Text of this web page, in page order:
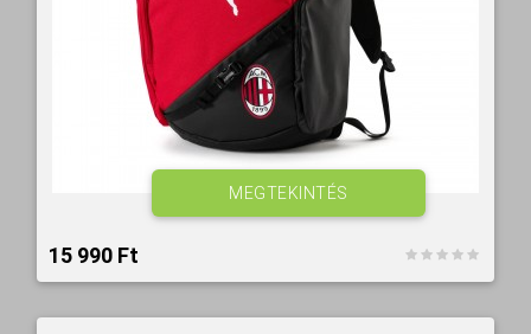
15 990 Ft‎
MEGTEKINTÉS